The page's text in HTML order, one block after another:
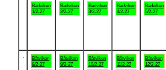
Badviken
1/2-27
Badviken
2/2-27
Badviken
3/2-27
Badviken
4/2-27
Badviken
5/2-27
Båtviken
8/2-27
Båtviken
9/2-27
Båtviken
10/2-27
Båtviken
11/2-27
Båtviken
12/2-27